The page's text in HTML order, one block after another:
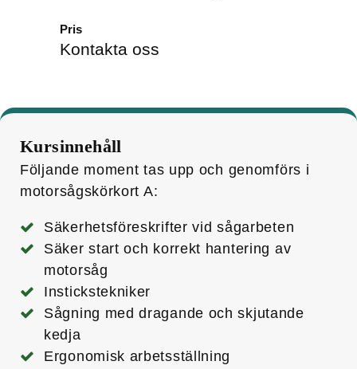
Pris
Kontakta oss
Kursinnehåll
Följande moment tas upp och genomförs i
motorsågs­körkort A:
Säkerhetsföreskrifter vid sågarbeten
Säker start och korrekt hantering av
motorsåg
Instickstekniker
Sågning med dragande och skjutande
kedja
Ergonomisk arbetsställning